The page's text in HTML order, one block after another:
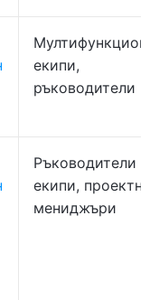
екипи,
ръководители
Ръководители на
екипи, проектни
мениджъри